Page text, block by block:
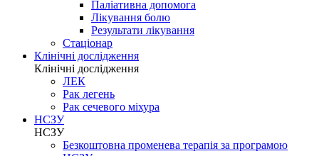
Паліативна допомога
Лікування болю
Результати лікування
Стаціонар
Клінічні дослідження
Клінічні дослідження
ЛЕК
Рак легень
Рак сечевого міхура
НСЗУ
НСЗУ
Безкоштовна променева терапія за програмою